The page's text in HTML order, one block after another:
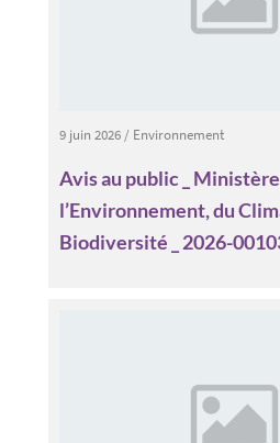
9 juin 2026/ Environnement
Avis au public _
l’Environnement, du
Biodiversité _ 2026-